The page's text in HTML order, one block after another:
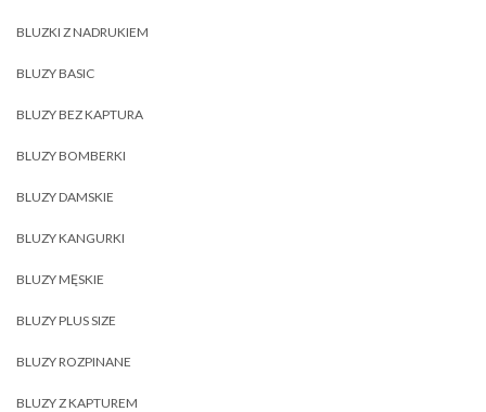
BLUZKI Z NADRUKIEM
BLUZY BASIC
BLUZY BEZ KAPTURA
BLUZY BOMBERKI
BLUZY DAMSKIE
BLUZY KANGURKI
BLUZY MĘSKIE
BLUZY PLUS SIZE
BLUZY ROZPINANE
BLUZY Z KAPTUREM